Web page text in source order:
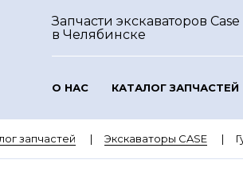
Запчасти экскаваторов Case
в Челябинске
О НАС КАТАЛОГ ЗАПЧАСТЕЙ
запчастей Экскаваторы CASE